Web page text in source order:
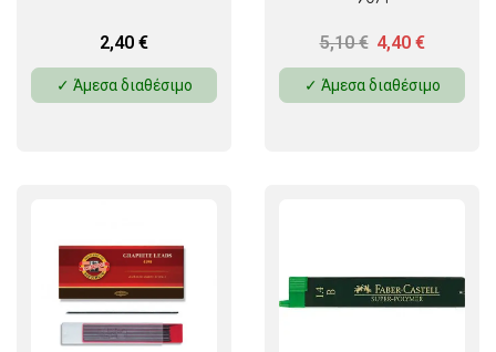
2,40 €
✓ Άμεσα διαθέσιμο
5,10€ 4,40 €
✓ Άμεσα διαθέσιμο